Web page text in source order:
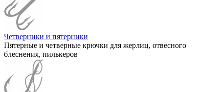
Четверники и пятерники
Пятерные и четверные крючки для жерлиц, отвесного
блеснения, пилькеров